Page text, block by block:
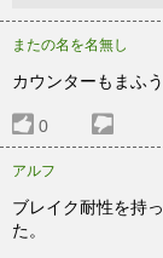
またの名を名無し
カウンターもまふ
0
アルフ
ブレイク耐性を持
た。